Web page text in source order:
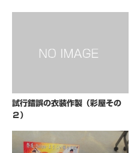
試行錯誤の衣装作製（彩屋その
２）